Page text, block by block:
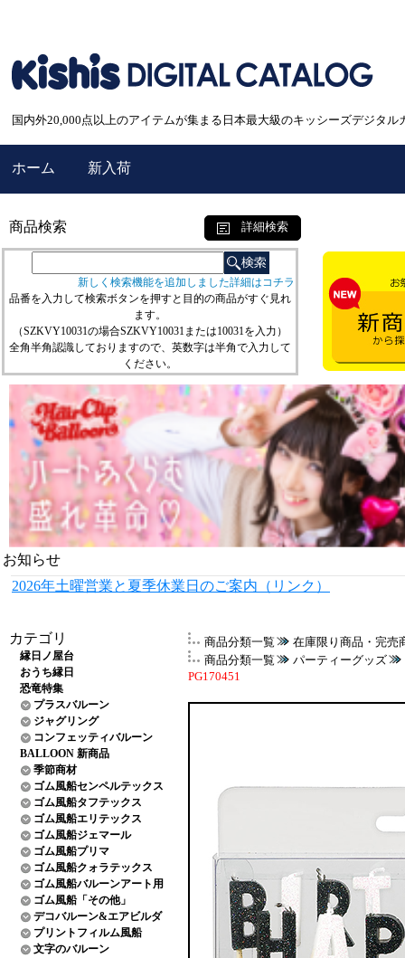
国内外20,000点以上のアイテムが集まる日本最大級のキッシーズデジタル
ホーム 新入荷
商品検索 詳細検索
新しく検索機能を追加しました詳細はコチラ
品番を入力して検索ボタンを押すと目的の商品がすぐ見れ
ます。
（SZKVY10031の場合SZKVY10031または10031を入力）
全角半角認識しておりますので、英数字は半角で入力して
ください。
お知らせ
2026年土曜営業と夏季休業日のご案内（リンク）
カテゴリ
縁日ノ屋台
おうち縁日
恐竜特集
プラスバルーン
ジャグリング
コンフェッティバルーン
BALLOON 新商品
季節商材
ゴム風船センペルテックス
ゴム風船タフテックス
ゴム風船エリテックス
ゴム風船ジェマール
ゴム風船プリマ
ゴム風船クォラテックス
ゴム風船バルーンアート用
ゴム風船「その他」
デコバルーン&エアビルダ
プリントフィルム風船
文字のバルーン
商品分類一覧
在庫限り商品・完売
商品分類一覧
パーティーグッズ
PG170451